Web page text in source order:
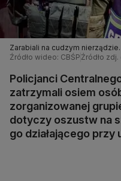
Zarabiali na cudzym
Źródło wideo: CBŚP Źródło zdj.
Policjanci
zatrzymali osiem
zorganizowanej
dotyczy oszustw na
go działającego